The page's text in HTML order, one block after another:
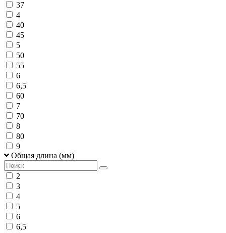
37
4
40
45
5
50
55
6
6,5
60
7
70
8
80
9
Общая длина (мм)
2
3
4
5
6
6,5